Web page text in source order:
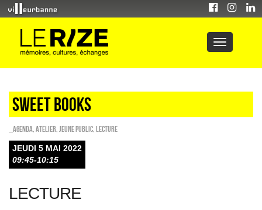
Sweet Books
_Agenda Atelier Jeune public Lecture
JEUDI 5 MAI 2022
09:45-10:15
LECTURE